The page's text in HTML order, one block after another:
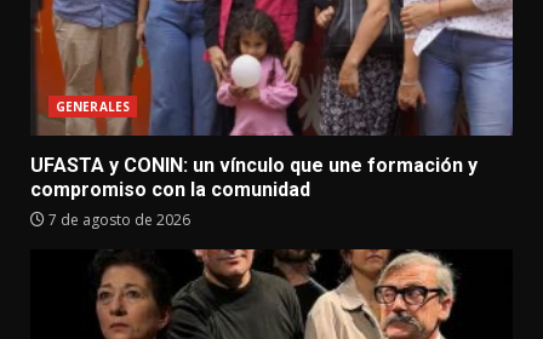
GENERALES
UFASTA y CONIN: un vínculo que une formación y
compromiso con la comunidad
7 de agosto de 2026